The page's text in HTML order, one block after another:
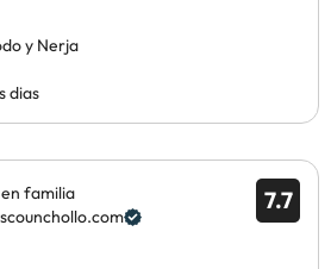
y Nerja
dias
7.7
familia